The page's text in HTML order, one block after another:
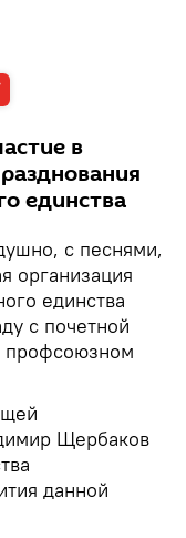
в
единства
с песнями,
организация
единства
с почетной
профсоюзном
Щербаков
данной